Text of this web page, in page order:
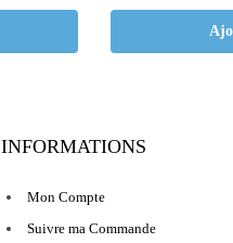
INFORMATIONS
Mon Compte
Suivre ma Commande